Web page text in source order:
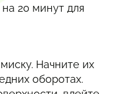
20 минут для
Начните их
оборотах.